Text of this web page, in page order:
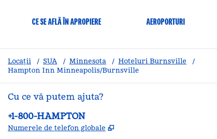
CE SE AFLĂ ÎN APROPIERE AEROPORTURI
Locații / SUA / Minnesota / Hoteluri Burnsville
/
Hampton Inn Minneapolis/Burnsville
Cu ce vă putem ajuta?
Telefon:
+1-800-HAMPTON
Numerele de telefon globale ,